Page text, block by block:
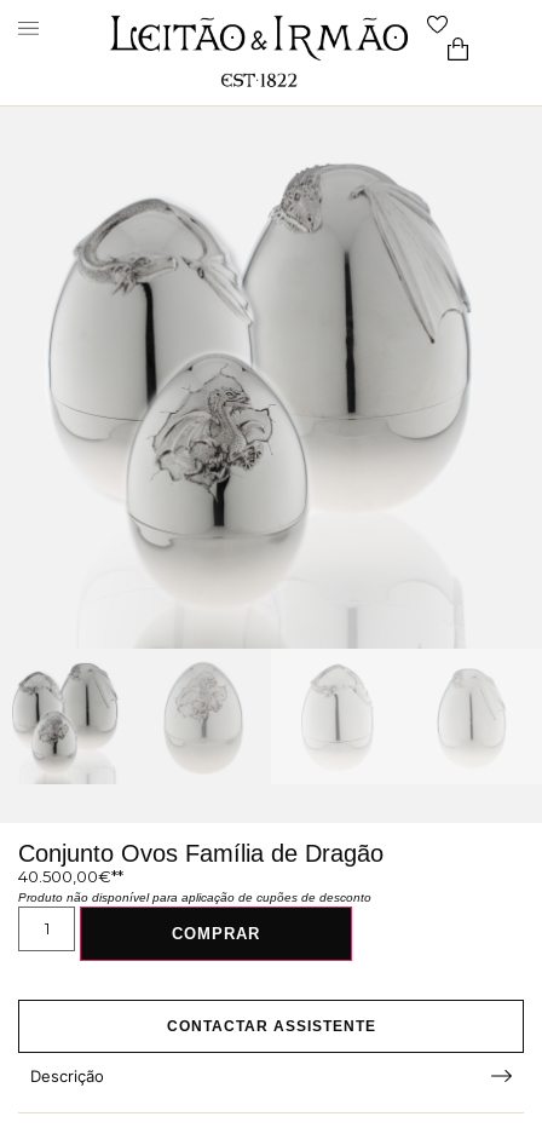
Conjunto Ovos Família de Dragão
40.500,00€
Produto não disponível para aplicação de cupões de desconto
COMPRAR
CONTACTAR ASSISTENTE
Descrição